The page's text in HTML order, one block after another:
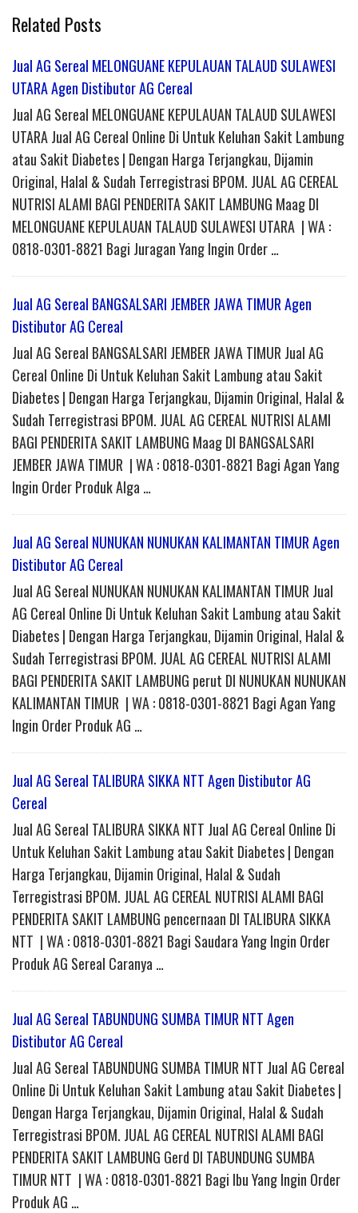
Related Posts
Jual AG Sereal MELONGUANE KEPULAUAN TALAUD SULAWESI
UTARA Agen Distibutor AG Cereal
Jual AG Sereal MELONGUANE KEPULAUAN TALAUD SULAWESI
UTARA Jual AG Cereal Online Di Untuk Keluhan Sakit Lambung
atau Sakit Diabetes | Dengan Harga Terjangkau, Dijamin
Original, Halal & Sudah Terregistrasi BPOM. JUAL AG CEREAL
NUTRISI ALAMI BAGI PENDERITA SAKIT LAMBUNG Maag DI
MELONGUANE KEPULAUAN TALAUD SULAWESI UTARA | WA :
0818-0301-8821 Bagi Juragan Yang Ingin Order …
Jual AG Sereal BANGSALSARI JEMBER JAWA TIMUR Agen
Distibutor AG Cereal
Jual AG Sereal BANGSALSARI JEMBER JAWA TIMUR Jual AG
Cereal Online Di Untuk Keluhan Sakit Lambung atau Sakit
Diabetes | Dengan Harga Terjangkau, Dijamin Original, Halal &
Sudah Terregistrasi BPOM. JUAL AG CEREAL NUTRISI ALAMI
BAGI PENDERITA SAKIT LAMBUNG Maag DI BANGSALSARI
JEMBER JAWA TIMUR | WA : 0818-0301-8821 Bagi Agan Yang
Ingin Order Produk Alga …
Jual AG Sereal NUNUKAN NUNUKAN KALIMANTAN TIMUR Agen
Distibutor AG Cereal
Jual AG Sereal NUNUKAN NUNUKAN KALIMANTAN TIMUR Jual
AG Cereal Online Di Untuk Keluhan Sakit Lambung atau Sakit
Diabetes | Dengan Harga Terjangkau, Dijamin Original, Halal &
Sudah Terregistrasi BPOM. JUAL AG CEREAL NUTRISI ALAMI
BAGI PENDERITA SAKIT LAMBUNG perut DI NUNUKAN NUNUKAN
KALIMANTAN TIMUR | WA : 0818-0301-8821 Bagi Agan Yang
Ingin Order Produk AG …
Jual AG Sereal TALIBURA SIKKA NTT Agen Distibutor AG
Cereal
Jual AG Sereal TALIBURA SIKKA NTT Jual AG Cereal Online Di
Untuk Keluhan Sakit Lambung atau Sakit Diabetes | Dengan
Harga Terjangkau, Dijamin Original, Halal & Sudah
Terregistrasi BPOM. JUAL AG CEREAL NUTRISI ALAMI BAGI
PENDERITA SAKIT LAMBUNG pencernaan DI TALIBURA SIKKA
NTT | WA : 0818-0301-8821 Bagi Saudara Yang Ingin Order
Produk AG Sereal Caranya …
Jual AG Sereal TABUNDUNG SUMBA TIMUR NTT Agen
Distibutor AG Cereal
Jual AG Sereal TABUNDUNG SUMBA TIMUR NTT Jual AG Cereal
Online Di Untuk Keluhan Sakit Lambung atau Sakit Diabetes |
Dengan Harga Terjangkau, Dijamin Original, Halal & Sudah
Terregistrasi BPOM. JUAL AG CEREAL NUTRISI ALAMI BAGI
PENDERITA SAKIT LAMBUNG Gerd DI TABUNDUNG SUMBA
TIMUR NTT | WA : 0818-0301-8821 Bagi Ibu Yang Ingin Order
Produk AG …